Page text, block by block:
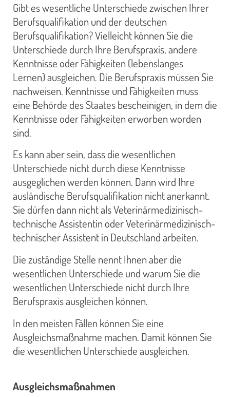
Gibt es wesentliche Unterschiede zwischen Ihrer
Berufsqualifikation und der deutschen
Berufsqualifikation? Vielleicht können Sie die
Unterschiede durch Ihre Berufspraxis, andere
Kenntnisse oder Fähigkeiten (lebenslanges
Lernen) ausgleichen. Die Berufspraxis müssen Sie
nachweisen. Kenntnisse und Fähigkeiten muss
eine Behörde des Staates bescheinigen, in dem die
Kenntnisse oder Fähigkeiten erworben worden
sind.
Es kann aber sein, dass die wesentlichen
Unterschiede nicht durch diese Kenntnisse
ausgeglichen werden können. Dann wird Ihre
ausländische Berufsqualifikation nicht anerkannt.
Sie dürfen dann nicht als Veterinärmedizinisch-
technische Assistentin oder Veterinärmedizinisch-
technischer Assistent in Deutschland arbeiten.
Die zuständige Stelle nennt Ihnen aber die
wesentlichen Unterschiede und warum Sie die
wesentlichen Unterschiede nicht durch Ihre
Berufspraxis ausgleichen können.
In den meisten Fällen können Sie eine
Ausgleichsmaßnahme machen. Damit können Sie
die wesentlichen Unterschiede ausgleichen.
Ausgleichsmaßnahmen